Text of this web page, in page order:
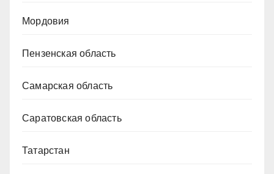
Мордовия
Пензенская область
Самарская область
Саратовская область
Татарстан